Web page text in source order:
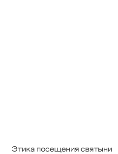
Этика посещения святыни